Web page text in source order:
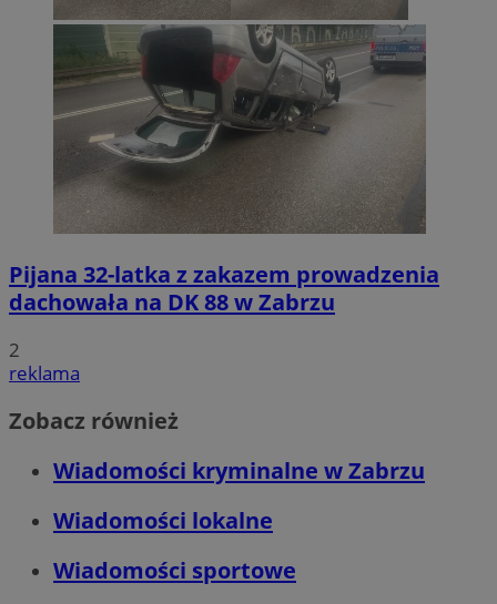
Pijana 32-latka z zakazem prowadzenia
dachowała na DK 88 w Zabrzu
2
reklama
Zobacz również
Wiadomości kryminalne w Zabrzu
Wiadomości lokalne
Wiadomości sportowe